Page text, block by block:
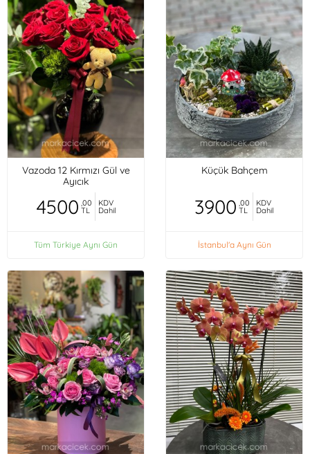
Vazoda 12 Kırmızı Gül ve
Ayıcık
4500 ,00
TL
KDV
Dahil
Tüm Türkiye Aynı Gün
Küçük Bahçem
3900 ,00
TL
KDV
Dahil
İstanbul'a Aynı Gün